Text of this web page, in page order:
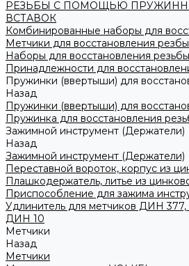
РЕЗЬБЫ С ПОМОЩЬЮ
ВСТАВОК
Комбинированные наборы для
Метчики для восстановления
Наборы для восстановления резьбы
Принадлежности для
Пружинки (ввертыши) для
Назад
Пружинки (ввертыши) для
Пружинка для восстановления
Зажимной инструмент (Держатели)
Назад
Зажимной инструмент (Держатели)
Переставной вороток, корпус из
Плашкодержатель, литье из
Приспособление для зажима
Удлинитель для метчиков ДИН 377,
ДИН 10
Метчики
Назад
Метчики